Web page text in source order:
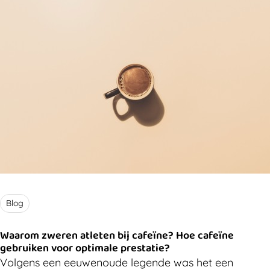
Blog
Waarom zweren atleten bij cafeïne? Hoe cafeïne
gebruiken voor optimale prestatie?
Volgens een eeuwenoude legende was het een